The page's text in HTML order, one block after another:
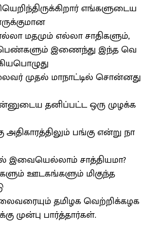
எங்களுடைய
மதமும் எல்லா சாதிகளும்,
இணைந்து இந்த வெ
முதல் மாநாட்டில் சொன்னது
தனிப்பட்ட ஒரு முழக்க
அதிகாரத்திலும் பங்கு என்று நா
இவையெல்லாம் சாத்தியமா?
ஊடகங்களும் மிகுந்த
தமிழக வெற்றிக்கழக
முன்பு பார்த்தார்கள்.